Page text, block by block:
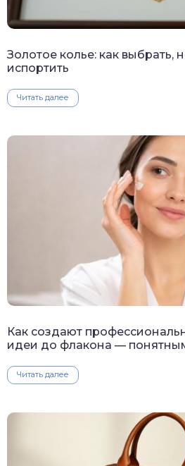
Золотое колье: как выбрать,
испортить
Читать далее
Как создают
идеи до флакона —
Читать далее